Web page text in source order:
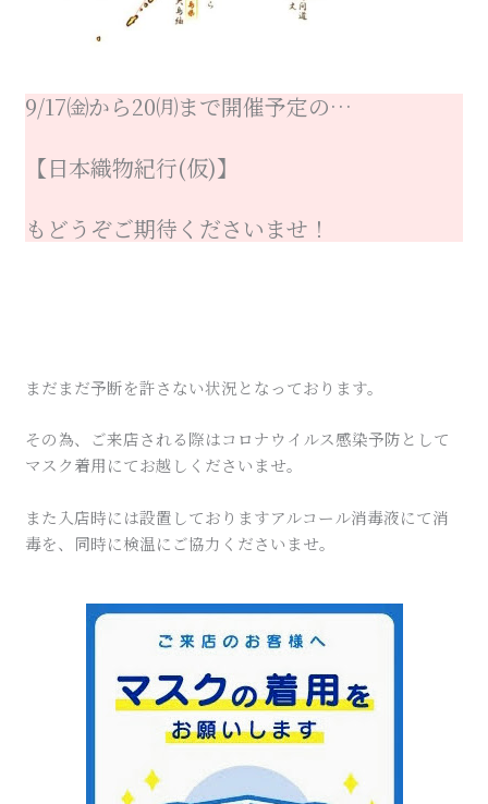
9/17㈮から20㈪まで開催予定の…
【日本織物紀行(仮)】
もどうぞご期待くださいませ！
まだまだ予断を許さない状況となっております。
その為、ご来店される際はコロナウイルス感染予防として
マスク着用にてお越しくださいませ。
また入店時には設置しておりますアルコール消毒液にて消
毒を、同時に検温にご協力くださいませ。